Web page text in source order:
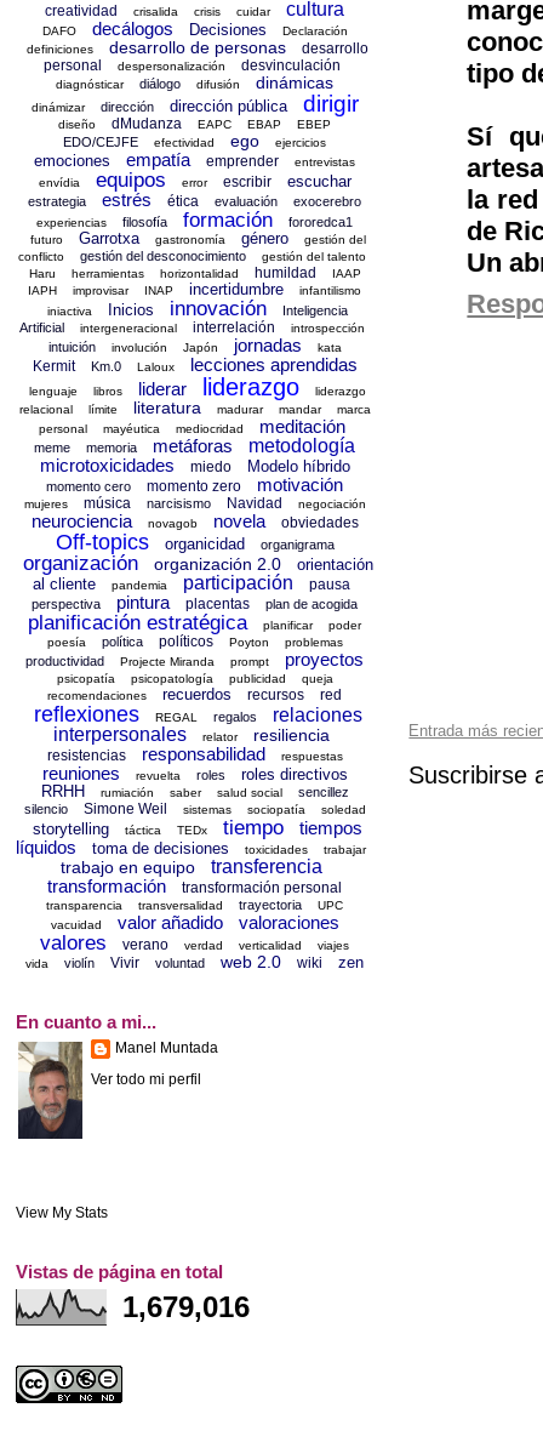
tipo
Sí
la
de
Un
Entrada más
Suscribirse
creatividad crisalida crisis cuidar cultura
DAFO decálogos Decisiones
Declaración
definiciones
desarrollo de personas
desarrollo
personal
despersonalización desvinculación
diagnósticar diálogo difusión dinámicas
dinámizar dirección dirección pública dirigir
diseño dMudanza EAPC EBAP EBEP
EDO/CEJFE efectividad ego ejercicios
emociones empatía emprender
entrevistas
envídia
equipos error escribir escuchar
estrategia estrés ética evaluación exocerebro
experiencias filosofía formación fororedca1
futuro Garrotxa gastronomía género
gestión del
conflicto
gestión del desconocimiento
gestión del talento
Haru
herramientas horizontalidad humildad
IAAP
IAPH
improvisar INAP incertidumbre
infantilismo
iniactiva
Inicios innovación
Inteligencia
Artificial
intergeneracional interrelación introspección
intuición involución Japón jornadas kata
Kermit Km.0 Laloux lecciones aprendidas
lenguaje libros liderar liderazgo
liderazgo
relacional
límite literatura madurar mandar
marca
personal
mayéutica mediocridad meditación
meme memoria metáforas
metodología
microtoxicidades
miedo Modelo híbrido
momento cero momento zero motivación
mujeres música narcisismo Navidad negociación
neurociencia novagob novela obviedades
Off-topics organicidad organigrama
organización organización 2.0
orientación
al cliente
pandemia participación pausa
perspectiva pintura placentas plan de acogida
planificación estratégica planificar
poder
poesía
política políticos Poyton problemas
productividad Projecte Miranda prompt proyectos
psicopatía psicopatología publicidad
queja
recomendaciones
recuerdos recursos red
reflexiones REGAL regalos
relaciones
interpersonales
relator resiliencia
resistencias responsabilidad respuestas
reuniones revuelta roles
roles directivos
RRHH
rumiación saber salud social
sencillez
silencio
Simone Weil sistemas sociopatía soledad
storytelling táctica TEDx tiempo
tiempos
líquidos
toma de decisiones toxicidades trabajar
trabajo en equipo
transferencia
transformación
transformación personal
transparencia transversalidad trayectoria
UPC
vacuidad
valor añadido valoraciones
valores verano verdad verticalidad
viajes
vida
violín Vivir voluntad web 2.0 wiki zen
En cuanto a mi...
Manel Muntada
Ver todo mi perfil
View My Stats
Vistas de página en total
1,679,016